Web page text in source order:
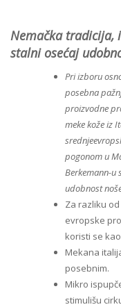
Nemačka tradicija,
stalni osećaj
Pri izboru
posebna
proizvodne
meke kože iz
pogonom u
Berkemann-u
udobnost
Za razliku
evropske
koristi se
Mekana
posebnim.
Mikro
stimulišu